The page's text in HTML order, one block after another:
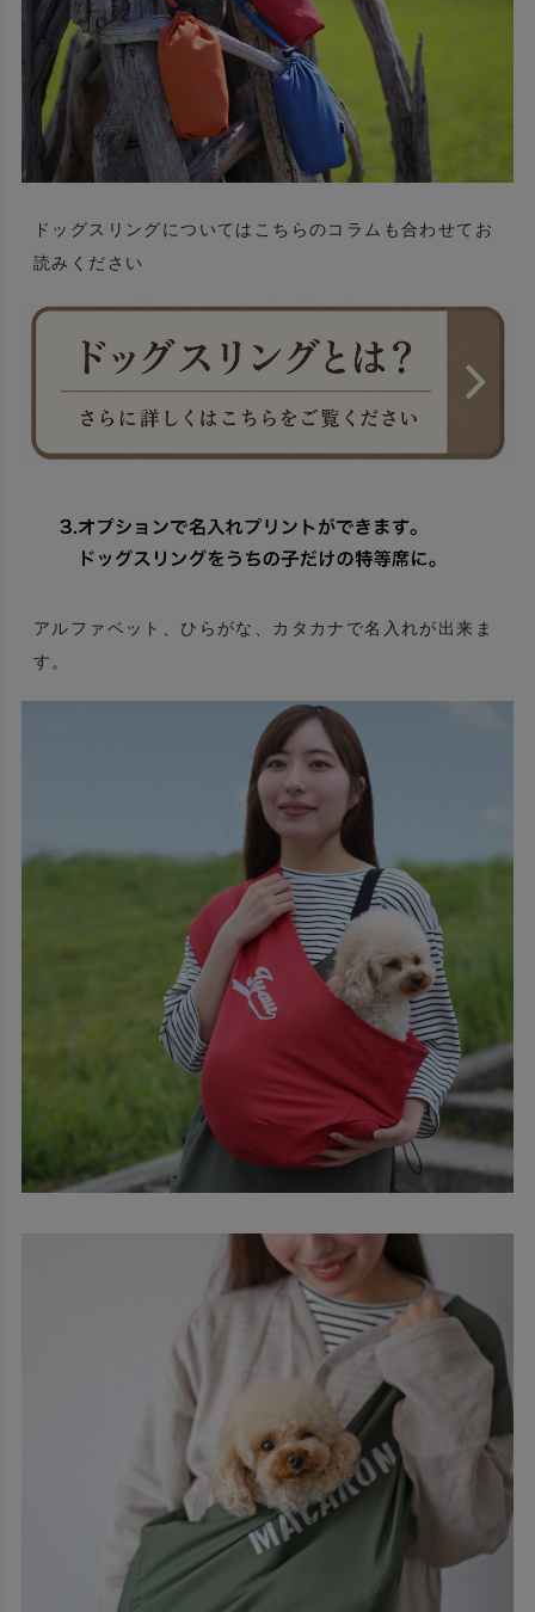
ドッグスリングについてはこちらのコラムも合わせてお
読みください
アルファベット、ひらがな、カタカナで名入れが出来ま
す。